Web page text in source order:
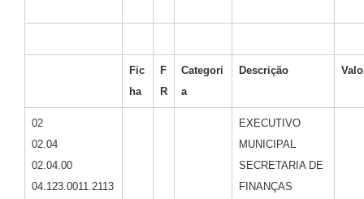
Fic
ha
F
R
Categori
a
Descrição
02
02.04
02.04.00
04.123.0011.2113
EXECUTIVO
MUNICIPAL
SECRETARIA DE
FINANÇAS